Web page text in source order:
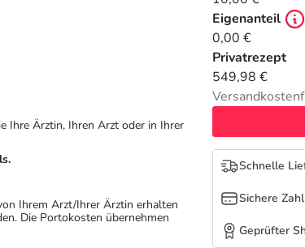
Eigenanteil
0,00 €
Privatrezept
549,98 €
Schnelle
Sichere
Geprüfter
Ihre Ärztin, Ihren Arzt oder in Ihrer
Ihrem Arzt/Ihrer Ärztin erhalten
Die Portokosten übernehmen